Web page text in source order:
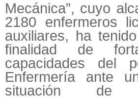
Mecánica”, cuyo
2180 enfermeros
auxiliares, ha
finalidad de
capacidades del
Enfermería ante
situación de